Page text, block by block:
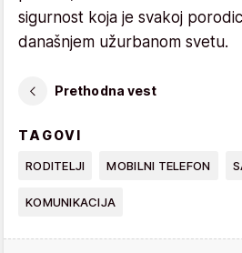
sigurnost koja je svakoj
današnjem užurbanom svetu.
Prethodna vest
TAGOVI
RODITELJI MOBILNI TELEFON
KOMUNIKACIJA